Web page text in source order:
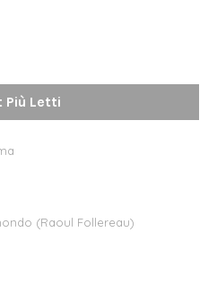
Più Letti
(Raoul Follereau)